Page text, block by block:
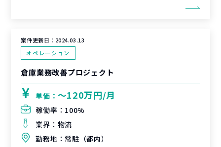
案件更新日： 2024.03.13
オペレーション
倉庫業務改善プロジェクト
単価： 〜120万円/月
稼働率： 100%
業界： 物流
勤務地： 常駐（都内）